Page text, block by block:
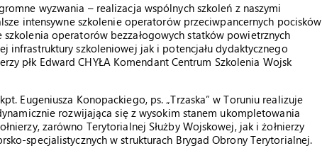
wyzwania – realizacja wspólnych szkoleń z naszymi
intensywne szkolenie operatorów przeciwpancernych pocisków
operatorów bezzałogowych statków powietrznych
infrastruktury szkoleniowej jak i potencjału dydaktycznego
płk Edward CHYŁA Komendant Centrum Szkolenia Wojsk
Eugeniusza Konopackiego, ps. „Trzaska” w Toruniu realizuje
rozwijająca się z wysokim stanem ukompletowania
zarówno Terytorialnej Służby Wojskowej, jak i żołnierzy
specjalistycznych w strukturach Brygad Obrony Terytorialnej.